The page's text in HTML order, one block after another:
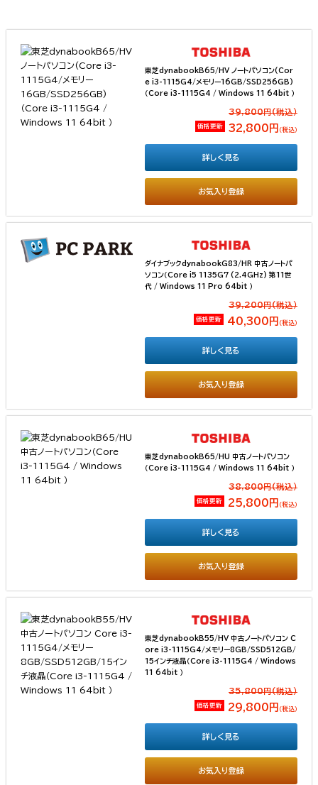
東芝dynabookB65/HV ノートパソコン(Cor
e i3-1115G4/メモリー16GB/SSD256GB)
（Core i3-1115G4 / Windows 11 64bit ）
39,800円(税込）
価格更新 32,800円 （税込）
お気入り登録
詳しく見る
ダイナブックdynabookG83/HR 中古ノートパ
ソコン（Core i5 1135G7 (2.4GHz) 第11世
代 / Windows 11 Pro 64bit ）
39,200円(税込）
価格更新 40,300円 （税込）
お気入り登録
詳しく見る
東芝dynabookB65/HU 中古ノートパソコン
（Core i3-1115G4 / Windows 11 64bit ）
38,800円(税込）
価格更新 25,800円 （税込）
お気入り登録
詳しく見る
東芝dynabookB55/HV 中古ノートパソコン C
ore i3-1115G4/メモリー8GB/SSD512GB/
15インチ液晶（Core i3-1115G4 / Windows
11 64bit ）
35,800円(税込）
価格更新 29,800円 （税込）
お気入り登録
詳しく見る